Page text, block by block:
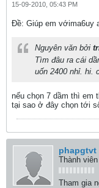
15-09-2010, 05:43 PM
Ðề: Giúp em vớima6uy
Nguyên văn bởi
Tìm đâu ra cái
uốn 2400 nhỉ. hi.
nếu chọn 7 dầm thì em
tại sao ở đây chọn tới
phapgtvt
Thành
Tham gia